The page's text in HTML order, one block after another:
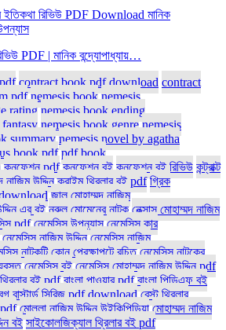
PDF | মানিক বন্দ্যোপাধ্যায়…
contract book pdf download contract
pdf nemesis book nemesis
rating nemesis book ending
nemesis book genre nemesis
summary nemesis novel by agatha
book pdf pdf book
কনফেশন pdf কনফেশন বই কনফেশন বই রিভিউ কন্ট্রাক্ট
নাজিম উদ্দিন ক্রাইম থ্রিলার বই pdf গ্রিক
জাল মোহাম্মদ নাজিম
এর বই নুরুল মোমেনের নাটক নেক্সাস মোহাম্মদ নাজিম
pdf নেমেসিস উপন্যাস নেমেসিস কার
নেমেসিস নাজিম উদ্দিন নেমেসিস নাজিম
নাটকটি কোন প্রেক্ষাপটে রচিত নেমেসিস নাটকের
নেমেসিস বই নেমেসিস মোহাম্মদ নাজিম উদ্দিন pdf
থ্রিলার বই pdf বাংলা পাওয়ার pdf বাংলা পিডিএফ বই
বাস্টার্ড সিরিজ pdf download বেস্ট থ্রিলার
pdf মোল্লা নাজিম উদ্দিন উইকিপিডিয়া মোহাম্মদ নাজিম
বই সাইকোলজিক্যাল থ্রিলার বই pdf